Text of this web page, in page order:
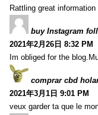
Rattling great information
buy Instagram
2021年2月26日 8:32 PM
Im obliged for the
comprar cbd
2021年3月1日 9:01 PM
veux garder ta que le